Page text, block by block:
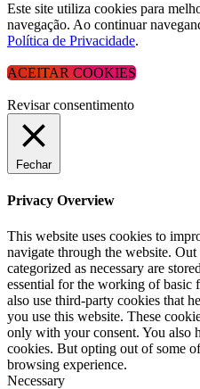
Este site utiliza cookies para
navegação. Ao continuar
Política de Privacidade.
ACEITAR COOKIES
Revisar consentimento
Fechar
Privacy Overview
This website uses cookies to
navigate through the website.
categorized as necessary are
essential for the working of basic
also use third-party cookies that
you use this website. These
only with your consent. You also
cookies. But opting out of some
browsing experience.
Necessary